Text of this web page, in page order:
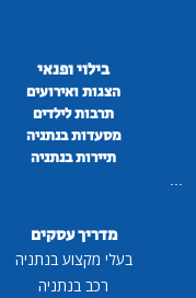
בילוי ופנאי
הצגות ואירועים
תרבות לילדים
מסעדות בנתניה
תיירות בנתניה
...
מדריך עסקים
בעלי מקצוע בנתניה
רכב בנתניה